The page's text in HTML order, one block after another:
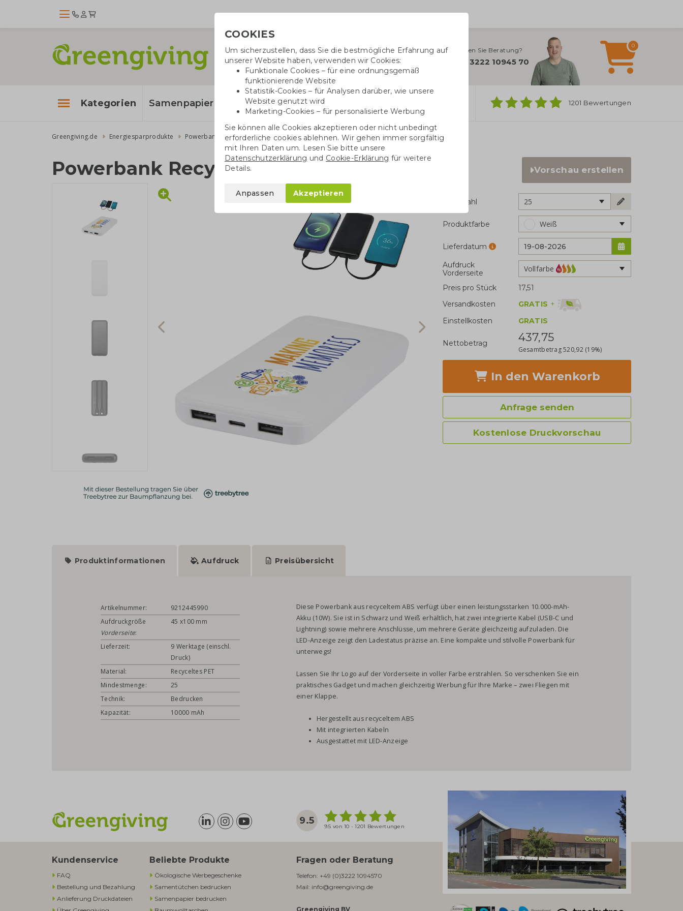
Benötigen Sie Beratung?
+49 3222 10945 70
0
Kategorien Samenpapier Baumwolltaschen 1201 Bewertungen
Greengiving.de Energiesparprodukte Powerbanks Powerbank Recyceltes ABS
Powerbank Recyceltes ABS Vorschau erstellen
Stückzahl 25
Produktfarbe Weiß
Lieferdatum
Aufdruck
Vorderseite
Vollfarbe
Preis pro Stück
17,51
Versandkosten
GRATIS +
Einstellkosten
GRATIS
Nettobetrag 437,75
Gesamtbetrag520,92 (19%)
In den Warenkorb
Anfrage senden
Kostenlose Druckvorschau
Produktinformationen Aufdruck Preisübersicht
Artikelnummer:
9212445990
Aufdruckgröße
Vorderseite:
45 x100 mm
Lieferzeit:
9 Werktage (einschl.
Druck)
Material:
Recyceltes PET
Mindestmenge:
25
Technik:
Bedrucken
Kapazität:
10000 mAh
Diese Powerbank aus recyceltem ABS verfügt über einen leistungsstarken 10.000-mAh-
Akku (10W). Sie ist in Schwarz und Weiß erhältlich, hat zwei integrierte Kabel (USB-C und
Lightning) sowie mehrere Anschlüsse, um mehrere Geräte gleichzeitig aufzuladen. Die
LED-Anzeige zeigt den Ladestatus präzise an. Eine kompakte und stilvolle Powerbank für
unterwegs!
Lassen Sie Ihr Logo auf der Vorderseite in voller Farbe erstrahlen. So verschenken Sie ein
praktisches Gadget und machen gleichzeitig Werbung für Ihre Marke – zwei Fliegen mit
einer Klappe.
Hergestellt aus recyceltem ABS
Mit integrierten Kabeln
Ausgestattet mit LED-Anzeige
9.5
9.5 von 10 - 1201 Bewertungen
Kundenservice
FAQ
Bestellung und Bezahlung
Anlieferung Druckdateien
Beliebte Produkte
Ökologische Werbegeschenke​
Samentütchen bedrucken
Samenpapier bedrucken
Fragen oder Beratung
Telefon: +49 (0)3222 1094570
Mail: info@greengiving.de
Greengiving BV
COOKIES
Um sicherzustellen, dass Sie die bestmögliche Erfahrung auf
unserer Website haben, verwenden wir Cookies:
Funktionale Cookies – für eine ordnungsgemäß
funktionierende Website
Statistik-Cookies – für Analysen darüber, wie unsere
Website genutzt wird
Marketing-Cookies – für personalisierte Werbung
Sie können alle Cookies akzeptieren oder nicht unbedingt
erforderliche cookies ablehnen. Wir gehen immer sorgfältig
mit Ihren Daten um. Lesen Sie bitte unsere
Datenschutzerklärung und Cookie-Erklärung für weitere
Details.
Anpassen Akzeptieren